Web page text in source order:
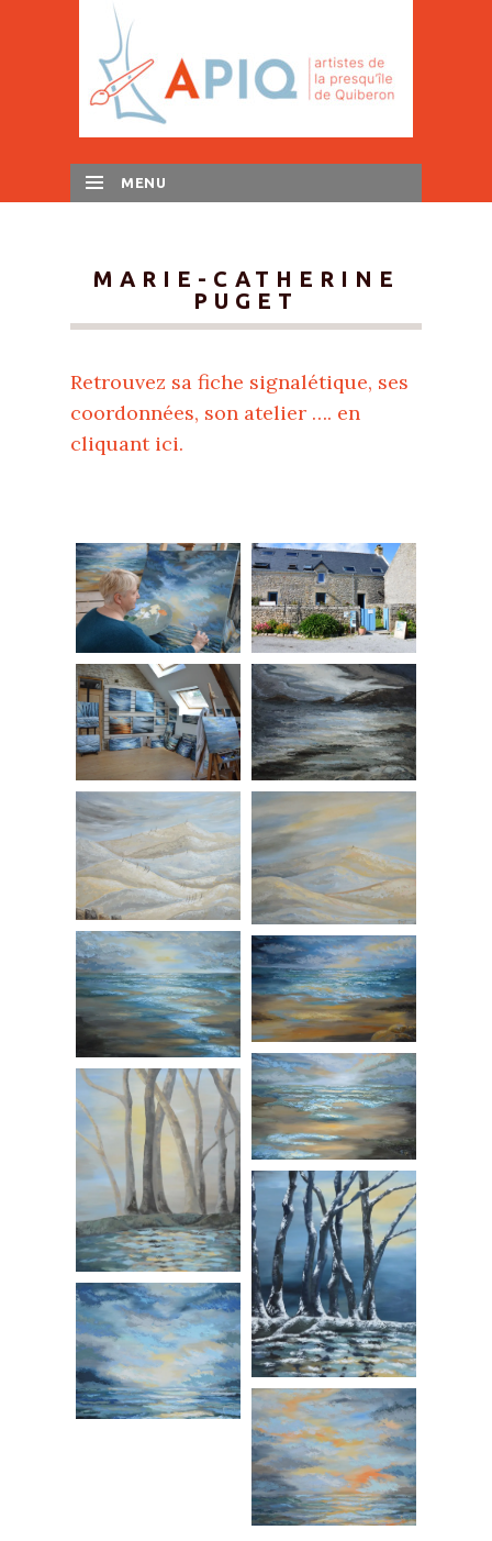
MENU
MARIE-CATHERINE
PUGET
Retrouvez sa fiche signalétique, ses
coordonnées, son atelier …. en
cliquant ici.